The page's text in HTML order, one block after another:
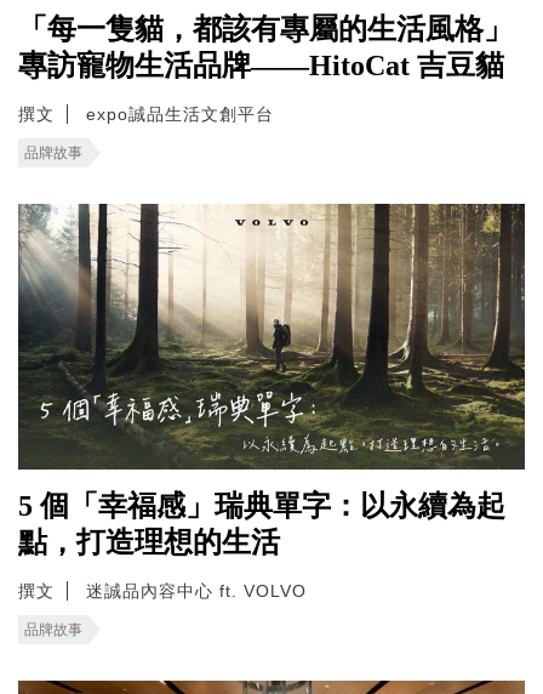
「每一隻貓，都該有專屬的生活風格」
專訪寵物生活品牌——HitoCat 吉豆貓
撰文 expo誠品生活文創平台
品牌故事
5 個「幸福感」瑞典單字：以永續為起
點，打造理想的生活
撰文 迷誠品內容中心 ft. VOLVO
品牌故事